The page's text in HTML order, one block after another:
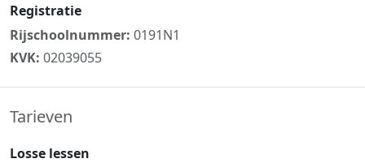
Registratie
Rijschoolnummer: 0191N1
KVK: 02039055
Tarieven
Losse lessen